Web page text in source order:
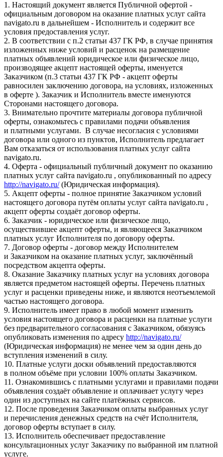
1. Настоящий документ является Публичной офертой -
официальным договором на оказание платных услуг сайта
navigato.ru в дальнейшем - Исполнитель и содержит все
условия предоставления услуг.
2. В соответствии с п.2 статьи 437 ГК РФ, в случае принятия
изложенных ниже условий и расценок на размещение
платных объявлений юридическое или физическое лицо,
производящее акцепт настоящей оферты, именуется
Заказчиком (п.3 статьи 437 ГК РФ - акцепт оферты
равносилен заключению договора, на условиях, изложенных
в оферте ). Заказчик и Исполнитель вместе именуются
Сторонами настоящего договора.
3. Внимательно прочтите материалы договора публичной
оферты, ознакомьтесь с правилами подачи объявления
и платными услугами. В случае несогласия с условиями
договора или одного из пунктов, Исполнитель предлагает
Вам отказаться от использования платных услуг сайта
navigato.ru.
4. Оферта - официальный публичный документ по оказанию
платных услуг сайта navigato.ru , опубликованный по адресу
http://navigato.ru/(Юридическая информация).
5. Акцепт оферты - полное принятие Заказчиком условий
настоящего договора путём оплаты услуг сайта navigato.ru ,
акцепт оферты создаёт договор оферты.
6. Заказчик - юридическое или физическое лицо,
осуществившее акцепт оферты, и являющееся Заказчиком
платных услуг Исполнителя по договору оферты.
7. Договор оферты - договор между Исполнителем
и Заказчиком на оказание платных услуг, заключённый
посредством акцепта оферты.
8. Оказание Заказчику платных услуг на условиях договора
является предметом настоящей оферты. Перечень платных
услуг и расценки приведены ниже, и являются неотъемлемой
частью настоящего договора.
9. Исполнитель имеет право в любой момент изменить
условия настоящего договора и расценки на платные услуги
без предварительного согласования с Заказчиком, обязуясь
опубликовать изменения по адресу http://navigato.ru/
(Юридическая информация) не менее чем за один день до
вступления изменений в силу.
10. Платные услуги доски объявлений предоставляются
в полном объёме при условии 100% оплаты Заказчиком.
11. Ознакомившись с платными услугами и правилами подачи
объявления создаёт объявление и оплачивает услугу через
один из доступных на сайте платёжных сервисов.
12. После проведения Заказчиком оплаты выбранных услуг
и перечисления денежных средств на счёт Исполнителя,
договор оферты вступает в силу.
13. Исполнитель обеспечивает предоставление
консультационных услуг Заказчику по выбранной им платной
услуге.